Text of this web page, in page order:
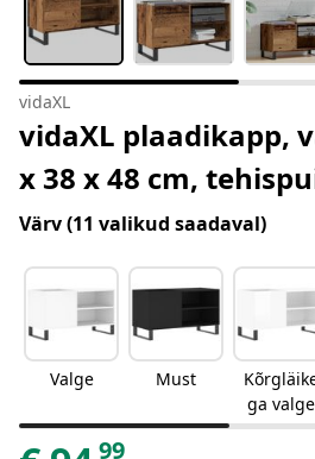
vidaXL
vidaXL plaadikapp,
x 38 x 48 cm,
Värv(11 valikud saadaval)
Valge Must
ga valge
99